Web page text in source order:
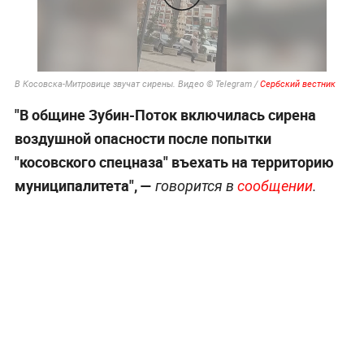
В Косовска-Митровице звучат сирены. Видео © Telegram /Сербский вестник
"В общине Зубин-Поток включилась сирена
воздушной опасности после попытки
"косовского спецназа" въехать на территорию
муниципалитета", — говорится в сообщении.